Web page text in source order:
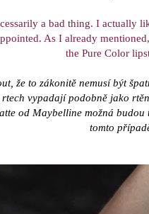
a bad thing. I actually
As I already
the Pure Color
že to zákonitě nemusí být
vypadají podobně jako
od Maybelline možná
tomto